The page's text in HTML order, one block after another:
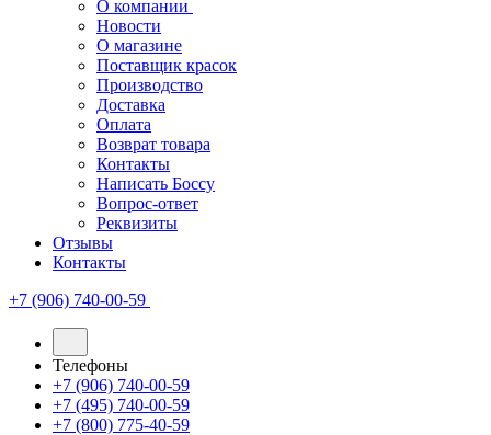
О компании
Новости
О магазине
Поставщик красок
Производство
Доставка
Оплата
Возврат товара
Контакты
Написать Боссу
Вопрос-ответ
Реквизиты
Отзывы
Контакты
+7 (906) 740-00-59
Телефоны
+7 (906) 740-00-59
+7 (495) 740-00-59
+7 (800) 775-40-59